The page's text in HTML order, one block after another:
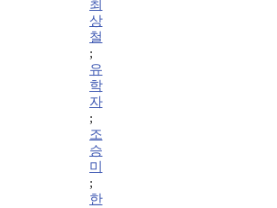
최
상
철
;
유
학
자
;
조
승
미
;
한